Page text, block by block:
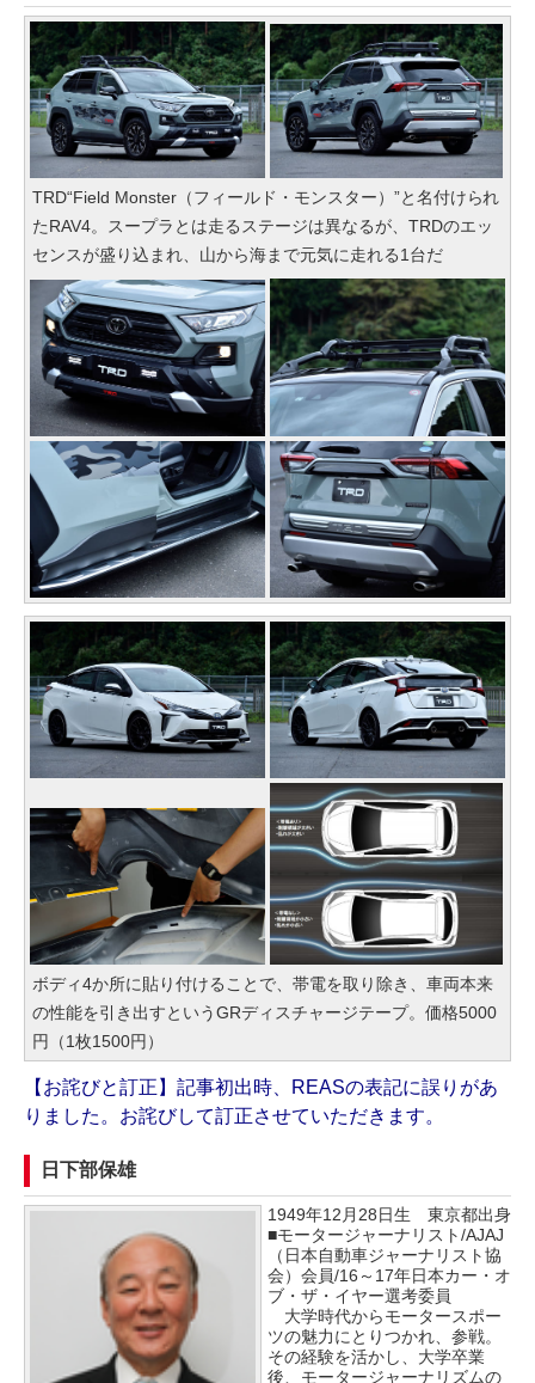
TRD“Field Monster（フィールド・モンスター）”と名付けられ
たRAV4。スープラとは走るステージは異なるが、TRDのエッ
センスが盛り込まれ、山から海まで元気に走れる1台だ
ボディ4か所に貼り付けることで、帯電を取り除き、車両本来
の性能を引き出すというGRディスチャージテープ。価格5000
円（1枚1500円）
【お詫びと訂正】記事初出時、REASの表記に誤りがあ
りました。お詫びして訂正させていただきます。
日下部保雄
1949年12月28日生 東京都出身
■モータージャーナリスト/AJAJ
（日本自動車ジャーナリスト協
会）会員/16～17年日本カー・オ
ブ・ザ・イヤー選考委員
大学時代からモータースポー
ツの魅力にとりつかれ、参戦。
その経験を活かし、大学卒業
後、モータージャーナリズムの